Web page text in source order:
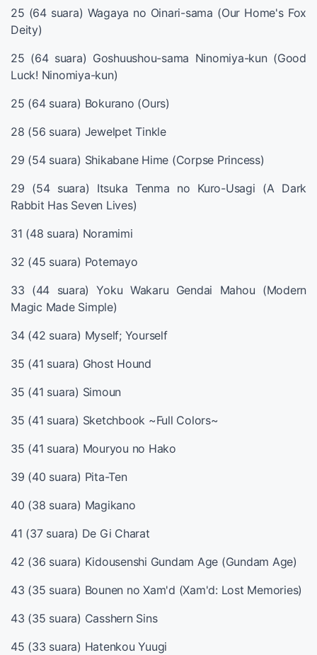
25 (64 suara) Wagaya no Oinari-sama (Our Home's Fox
Deity)
25 (64 suara) Goshuushou-sama Ninomiya-kun (Good
Luck! Ninomiya-kun)
25 (64 suara) Bokurano (Ours)
28 (56 suara) Jewelpet Tinkle
29 (54 suara) Shikabane Hime (Corpse Princess)
29 (54 suara) Itsuka Tenma no Kuro-Usagi (A Dark
Rabbit Has Seven Lives)
31 (48 suara) Noramimi
32 (45 suara) Potemayo
33 (44 suara) Yoku Wakaru Gendai Mahou (Modern
Magic Made Simple)
34 (42 suara) Myself; Yourself
35 (41 suara) Ghost Hound
35 (41 suara) Simoun
35 (41 suara) Sketchbook ~Full Colors~
35 (41 suara) Mouryou no Hako
39 (40 suara) Pita-Ten
40 (38 suara) Magikano
41 (37 suara) De Gi Charat
42 (36 suara) Kidousenshi Gundam Age (Gundam Age)
43 (35 suara) Bounen no Xam'd (Xam'd: Lost Memories)
43 (35 suara) Casshern Sins
45 (33 suara) Hatenkou Yuugi